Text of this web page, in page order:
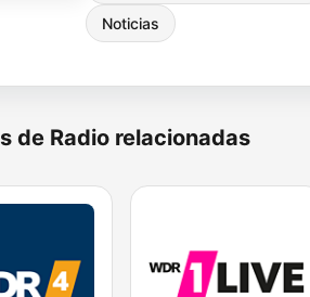
Noticias
de Radio relacionadas